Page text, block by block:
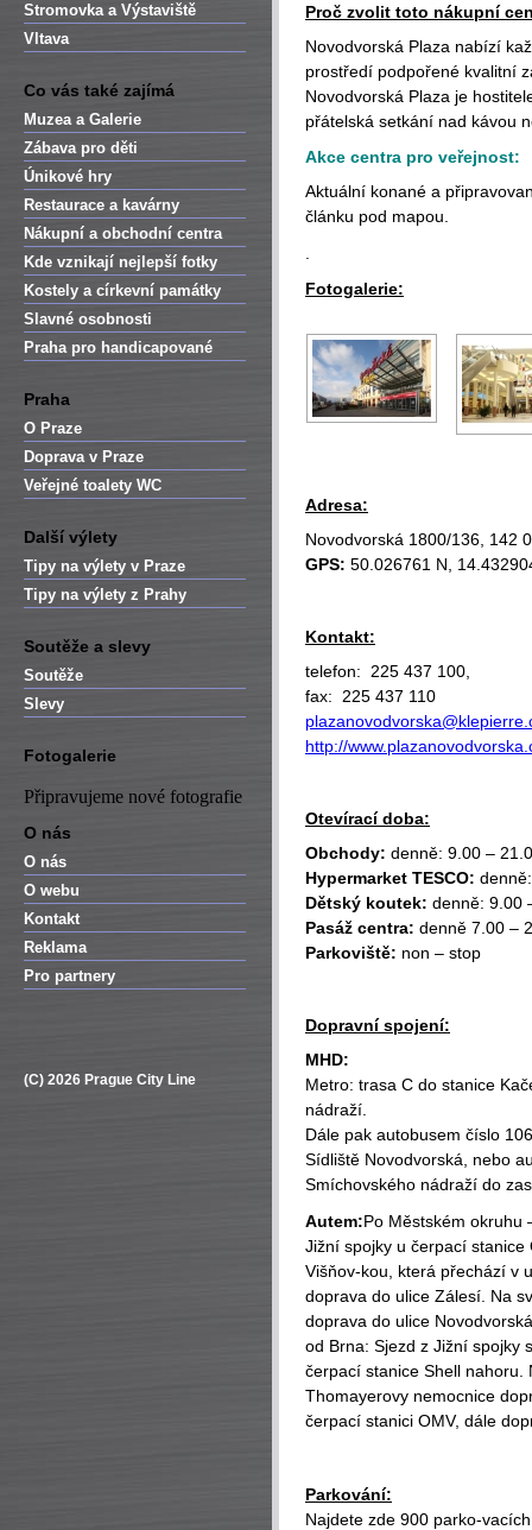
Stromovka a Výstaviště
Vltava
Co vás také zajímá
Muzea a Galerie
Zábava pro děti
Únikové hry
Restaurace a kavárny
Nákupní a obchodní centra
Kde vznikají nejlepší fotky
Kostely a církevní památky
Slavné osobnosti
Praha pro handicapované
Praha
O Praze
Doprava v Praze
Veřejné toalety WC
Další výlety
Tipy na výlety v Praze
Tipy na výlety z Prahy
Soutěže a slevy
Soutěže
Slevy
Fotogalerie
Připravujeme nové fotografie
O nás
O nás
O webu
Kontakt
Reklama
Pro partnery
(C) 2026 Prague City Line
Proč zvolit toto nákupní
Novodvorská Plaza nabízí
prostředí podpořené kvalitní
Novodvorská Plaza je
přátelská setkání nad kávou
Akce centra pro veřejnost:
Aktuální konané a
článku pod mapou.
Fotogalerie:
Adresa:
Novodvorská 1800/136, 142
GPS: 50.026761 N,
Kontakt:
telefon: 225 437 100,
fax: 225 437 110
http://
Otevírací doba:
Obchody: denně: 9.00 –
Hypermarket TESCO:
Dětský koutek: denně: 9.00
Pasáž centra: denně 7.00 –
Parkoviště: non – stop
Dopravní spojení:
MHD:
Metro: trasa C do stanice
nádraží.
Dále pak autobusem číslo
Sídliště Novodvorská, nebo
Smíchovského nádraží do
Autem:Po Městském okruhu
Jižní spojky u čerpací stanice
Višňov-kou, která přechází v
doprava do ulice Zálesí. Na
doprava do ulice
od Brna: Sjezd z Jižní spojky
čerpací stanice Shell nahoru.
Thomayerovy nemocnice
čerpací stanici OMV, dále
Parkování:
Najdete zde 900 parko-